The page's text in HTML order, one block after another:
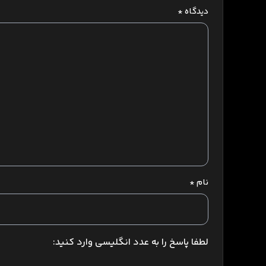
دیدگاه*
نام*
لطفا پاسخ را به عدد انگلیسی وارد کنید: